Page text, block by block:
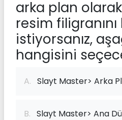
arka plan
resim filigranını
istiyorsanız,
hangisini
A. Slayt Master> Arka
B. Slayt Master> Ana